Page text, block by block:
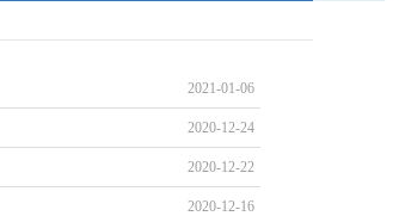
2021-01-06
2020-12-24
2020-12-22
2020-12-16